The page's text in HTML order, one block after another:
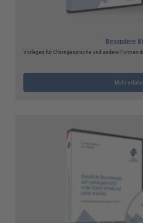
Besondere
Vorlagen für Elterngespräche und andere Formen
Mehr